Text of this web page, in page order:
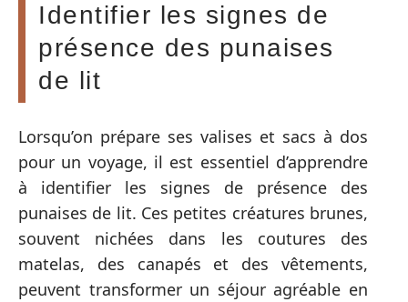
Identifier les signes de
présence des punaises
de lit
Lorsqu’on prépare ses valises et sacs à dos
pour un voyage, il est essentiel d’apprendre
à identifier les signes de présence des
punaises de lit. Ces petites créatures brunes,
souvent nichées dans les coutures des
matelas, des canapés et des vêtements,
peuvent transformer un séjour agréable en